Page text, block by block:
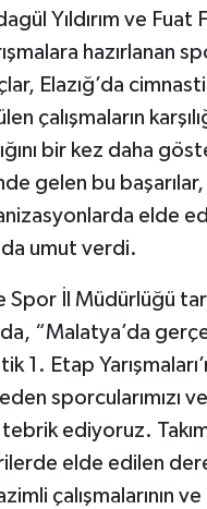
Yıldırım ve Fuat
hazırlanan
Elazığ’da
çalışmaların
bir kez daha
gelen bu
elde
umut verdi.
Spor İl Müdürlüğü
“Malatya’da
1. Etap
sporcularımızı ve
ediyoruz.
elde edilen
çalışmalarının ve